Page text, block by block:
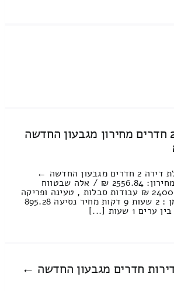
הובלת דירות 2 חדרים מחירון מגבעון החדשה
הצעת מחיר להובלת דירה 2 חדרים מגבעון החדשה ←
לעין נקובא מחיר מחירון: 2556.84 ₪ / אלה שבטווח
המחירים 3100 – 2400 ₪ עבודות סבלות , טעינה ופריקה
: 1586.03 ₪ / זמן : 2 שעות 9 דקות מחיר נסיעה 895.28
1 שעות [...]
חדרים מגבעון החדשה ←